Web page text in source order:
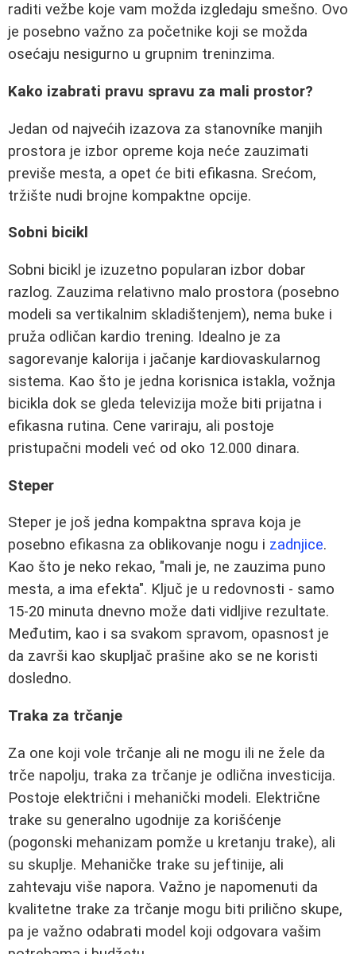
raditi vežbe koje vam možda izgledaju smešno. Ovo
je posebno važno za početnike koji se možda
osećaju nesigurno u grupnim treninzima.
Kako izabrati pravu spravu za mali prostor?
Jedan od najvećih izazova za stanovníke manjih
prostora je izbor opreme koja neće zauzimati
previše mesta, a opet će biti efikasna. Srećom,
tržište nudi brojne kompaktne opcije.
Sobni bicikl
Sobni bicikl je izuzetno popularan izbor dobar
razlog. Zauzima relativno malo prostora (posebno
modeli sa vertikalnim skladištenjem), nema buke i
pruža odličan kardio trening. Idealno je za
sagorevanje kalorija i jačanje kardiovaskularnog
sistema. Kao što je jedna korisnica istakla, vožnja
bicikla dok se gleda televizija može biti prijatna i
efikasna rutina. Cene variraju, ali postoje
pristupačni modeli već od oko 12.000 dinara.
Steper
Steper je još jedna kompaktna sprava koja je
posebno efikasna za oblikovanje nogu i zadnjice.
Kao što je neko rekao, "mali je, ne zauzima puno
mesta, a ima efekta". Ključ je u redovnosti - samo
15-20 minuta dnevno može dati vidljive rezultate.
Međutim, kao i sa svakom spravom, opasnost je
da završi kao skupljač prašine ako se ne koristi
dosledno.
Traka za trčanje
Za one koji vole trčanje ali ne mogu ili ne žele da
trče napolju, traka za trčanje je odlična investicija.
Postoje električni i mehanički modeli. Električne
trake su generalno ugodnije za korišćenje
(pogonski mehanizam pomže u kretanju trake), ali
su skuplje. Mehaničke trake su jeftinije, ali
zahtevaju više napora. Važno je napomenuti da
kvalitetne trake za trčanje mogu biti prilično skupe,
pa je važno odabrati model koji odgovara vašim